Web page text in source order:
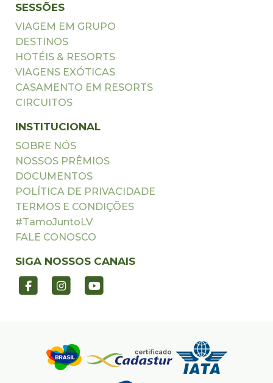
SESSÕES
VIAGEM EM GRUPO
DESTINOS
HOTÉIS & RESORTS
VIAGENS EXÓTICAS
CASAMENTO EM RESORTS
CIRCUITOS
INSTITUCIONAL
SOBRE NÓS
NOSSOS PRÊMIOS
DOCUMENTOS
POLÍTICA DE PRIVACIDADE
TERMOS E CONDIÇÕES
#TamoJuntoLV
FALE CONOSCO
SIGA NOSSOS CANAIS